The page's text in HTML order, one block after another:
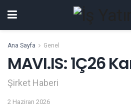
Ana Sayfa Genel
MAVI.IS: 1Ç26
Şirket Haberi
2 Haziran 2026